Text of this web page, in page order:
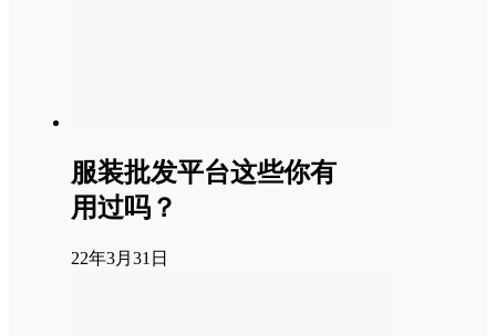
服装批发平台这些你有
用过吗？
22年3月31日